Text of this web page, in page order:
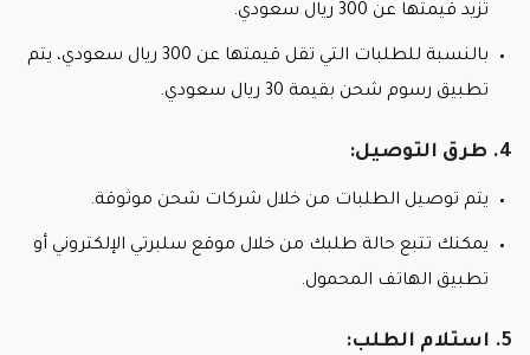
تزيد قيمتها عن 300 ريال سعودي.
بالنسبة للطلبات التي تقل قيمتها عن 300 ريال سعودي، يتم
تطبيق رسوم شحن بقيمة 30 ريال سعودي.
4. طرق التوصيل:
يتم توصيل الطلبات من خلال شركات شحن موثوقة.
يمكنك تتبع حالة طلبك من خلال موقع سلبرتي الإلكتروني أو
تطبيق الهاتف المحمول.
5. استلام الطلب: